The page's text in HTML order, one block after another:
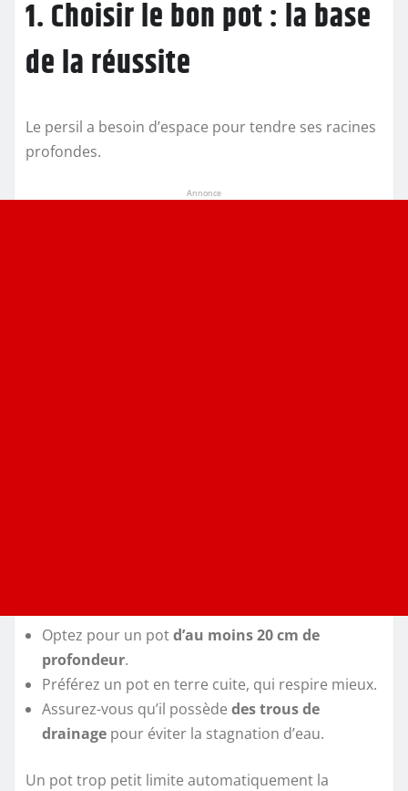
1. Choisir le bon pot : la base
de la réussite
Le persil a besoin d’espace pour tendre ses racines
profondes.
Annonce
Optez pour un potd’au moins 20 cm de
profondeur.
Préférez un pot en terre cuite, qui respire mieux.
Assurez-vous qu’il possède des trous de
drainage pour éviter la stagnation d’eau.
Un pot trop petit limite automatiquement la